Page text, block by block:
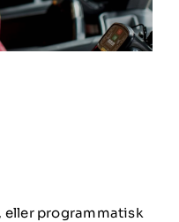
eller programmatisk